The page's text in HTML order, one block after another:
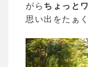
がら ちょっと
思い出をたぁ